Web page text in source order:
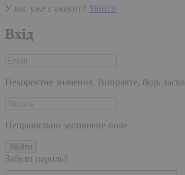
У вас уже є акаунт? Увійти
Вхід
Некоректне значення. Виправте, будь ласка
Неправильно заповнене поле
Увійти
Забули пароль?